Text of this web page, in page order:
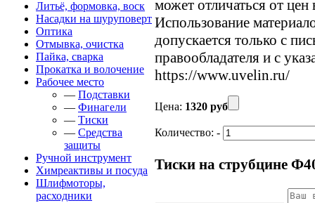
Литьё, формовка, воск
Насадки на шуруповерт
Оптика
Отмывка, очистка
Пайка, сварка
Прокатка и волочение
Рабочее место
— Подставки
— Финагели
— Тиски
— Средства
защиты
Ручной инструмент
Химреактивы и посуда
Шлифмоторы,
расходники
может отличаться от
Использование
допускается только с
правообладателя и с
https://www.uvelin.ru/
Цена: 1320 руб
Количество: -
Тиски на струбцине